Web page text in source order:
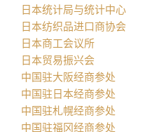
日本统计局与统计中心
日本纺织品进口商协会
日本商工会议所
日本贸易振兴会
中国驻大阪经商参处
中国驻日本经商参处
中国驻札幌经商参处
中国驻福冈经商参处